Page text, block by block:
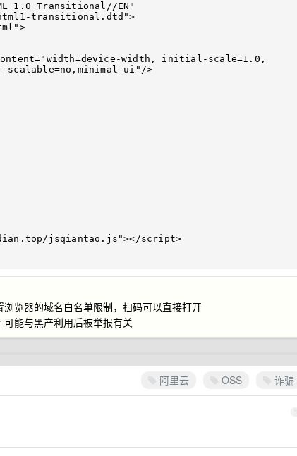
1.0 Transitional//EN"
scalable=no,minimal-ui"/>
览器的域名白名单限制，扫码可以直接打开
能与黑产利用后被举报有关
阿里云 OSS 诈骗
1